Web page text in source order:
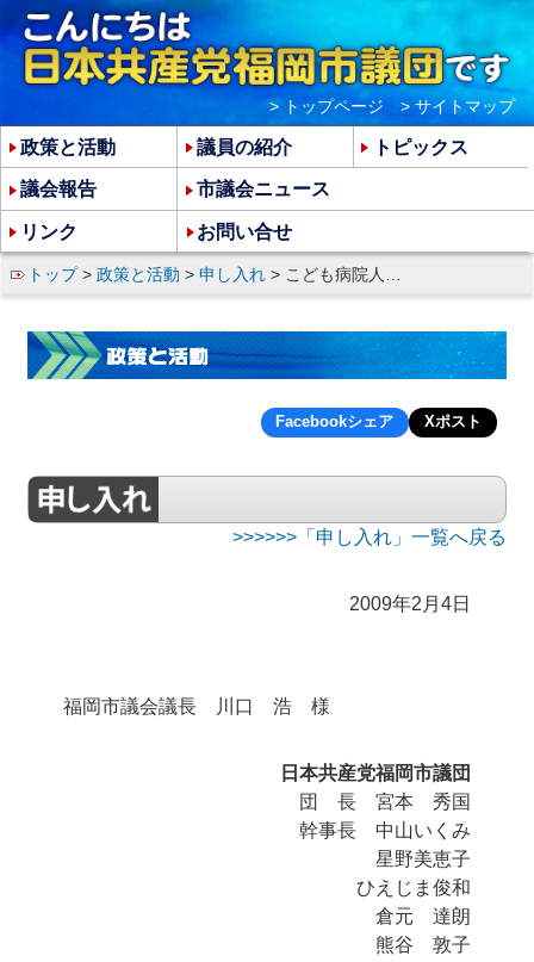
トップ> 政策と活動 > 申し入れ > こども病院人工島移転「検証」に関する調査特別委員会設置の申し入れ
Facebookシェア Xポスト
>>>「申し入れ」一覧へ戻る
2009年2月4日
福岡市議会議長 川口 浩 様
日本共産党福岡市議団
団 長 宮本 秀国
幹事長 中山いくみ
星野美恵子
ひえじま俊和
倉元 達朗
熊谷 敦子
政策と活動 議員の紹介 トピックス
議会報告 市議会ニュース
リンク お問い合せ
> トップページ > サイトマップ